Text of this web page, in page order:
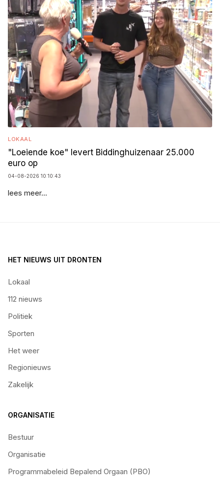
LOKAAL
"Loeiende koe" levert Biddinghuizenaar 25.000
euro op
04-08-2026 10:10:43
lees meer...
HET NIEUWS UIT DRONTEN
Lokaal
112 nieuws
Politiek
Sporten
Het weer
Regionieuws
Zakelijk
ORGANISATIE
Bestuur
Organisatie
Programmabeleid Bepalend Orgaan (PBO)